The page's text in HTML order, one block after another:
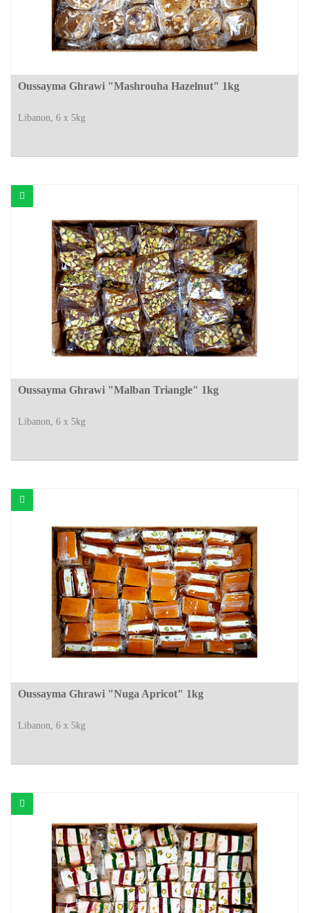
Oussayma Ghrawi "Mashrouha Hazelnut" 1kg
Libanon, 6 x 5kg
Oussayma Ghrawi "Malban Triangle" 1kg
Libanon, 6 x 5kg
Oussayma Ghrawi "Nuga Apricot" 1kg
Libanon, 6 x 5kg